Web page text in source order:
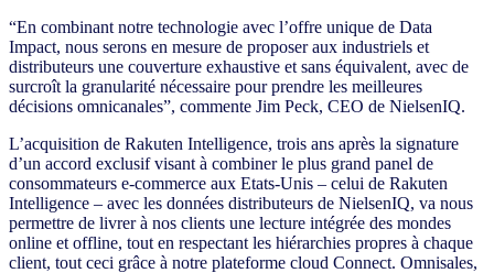
“En combinant notre technologie avec l’offre unique de Data
Impact, nous serons en mesure de proposer aux industriels et
distributeurs une couverture exhaustive et sans équivalent, avec de
surcroît la granularité nécessaire pour prendre les meilleures
décisions omnicanales”, commente Jim Peck, CEO de NielsenIQ.
L’acquisition de Rakuten Intelligence, trois ans après la signature
d’un accord exclusif visant à combiner le plus grand panel de
consommateurs e-commerce aux Etats-Unis – celui de Rakuten
Intelligence – avec les données distributeurs de NielsenIQ, va nous
permettre de livrer à nos clients une lecture intégrée des mondes
online et offline, tout en respectant les hiérarchies propres à chaque
client, tout ceci grâce à notre plateforme cloud Connect. Omnisales,